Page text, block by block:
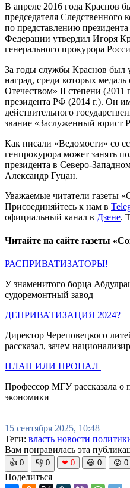
В апреле 2016 года Краснов
председателя Следственного
по представлению
Федерации утвердил Игоря
генерального прокурора
За годы службы Краснов был
наград, среди которых медаль
Отечеством» II степени (2011
президента РФ (2014 г.). Он
действительного
звание «Заслуженный юрист
Как писали «Ведомости» со
генпрокурора может занять
президента в Северо-
Александр Гуцан.
Уважаемые читатели газеты
Присоединяйтесь к нам в
официальный канал в Дзене.
Читайте на сайте газеты
РАСПРИВАТИЗАТОРЫ!
У знаменитого борца
судоремонтный завод
ДЕПРИВАТИЗАЦИЯ 2024?
Директор Череповецкого
рассказал, зачем
ПЛАН ИЛИ ПРОПАЛ
Профессор МГУ рассказала о
экономики
15 сентября 2025, 10:48
Теги: власть новости
Вам понравилась эта
👍 0 👎 0 ❤ 0 😆 0 😡 0
Поделиться